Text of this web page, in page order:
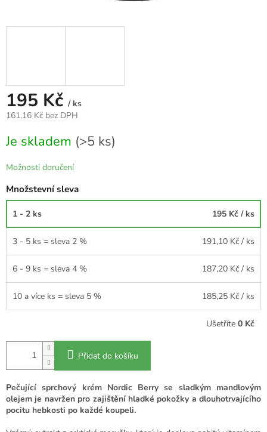
195 Kč / ks
161,16 Kč bez DPH
cena:
Je skladem (>5 ks)
Možnosti doručení
Množstevní sleva
1 - 2 ks 195 Kč / ks
3 - 5 ks = sleva 2 % 191,10 Kč / ks
6 - 9 ks = sleva 4 % 187,20 Kč / ks
10 a více ks = sleva 5 % 185,25 Kč / ks
Ušetříte 0 Kč
Přidat do košíku
Pečující sprchový krém Nordic Berry se sladkým mandlovým
olejem je navržen pro zajištění hladké pokožky a dlouhotrvajícího
pocitu hebkosti po každé koupeli.